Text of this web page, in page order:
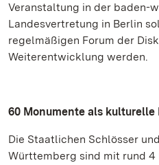
Veranstaltung in der baden-
Landesvertretung in Berlin
regelmäßigen Forum der
Weiterentwicklung werden.
60 Monumente als kulturelle
Die Staatlichen Schlösser
Württemberg sind mit rund 4